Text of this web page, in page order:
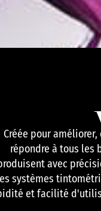
Créée pour
répondre à tous les
avec
systèmes
et facilité